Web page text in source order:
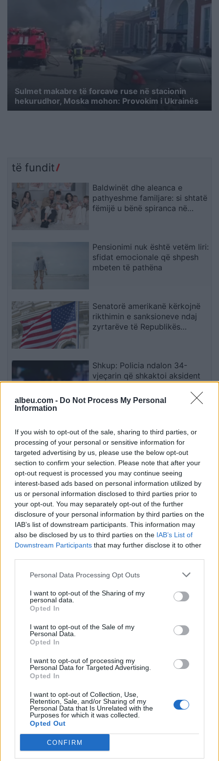
albeu.com - Do Not Process My Personal
Information
If you wish to opt-out of the sale, sharing to third parties, or
processing of your personal or sensitive information for
targeted advertising by us, please use the below opt-out
section to confirm your selection. Please note that after your
opt-out request is processed you may continue seeing
interest-based ads based on personal information utilized by
us or personal information disclosed to third parties prior to
your opt-out. You may separately opt-out of the further
disclosure of your personal information by third parties on the
IAB’s list of downstream participants. This information may
also be disclosed by us to third parties on the IAB’s List of
Downstream Participants that may further disclose it to other
Personal Data Processing Opt Outs
I want to opt-out of the Sharing of my
personal data.
Opted In
I want to opt-out of the Sale of my
Personal Data.
Opted In
I want to opt-out of processing my
Personal Data for Targeted Advertising.
Opted In
I want to opt-out of Collection, Use,
Retention, Sale, and/or Sharing of my
Personal Data that Is Unrelated with the
Purposes for which it was collected.
Opted Out
CONFIRM
Sulmet makabre të forcave ruse në stacionin
hekurudhor, Moska mohon: Provokim i Ukrainës
të fundit
Baldwinët dhe aleanca e
pathyeshme familjare: si shtatë
fëmijë u bënë spiranca në
Pensionimi nuk është vetëm liri:
sfidat emocionale që shpesh
mbeten të pathëna
Senatorë amerikanë kërkojnë
rikthimin e sanksioneve ndaj
zyrtarëve të Republikës
Shkup: Policia ndalon 34-
vjeçarin që shkaktoi aksident
dhe i sekuestron automjetin
Fernandezin si pasues të Rodrit
te Manchester City
Hamza i përgjigjet Kurtit me
letër
SafeJournalists kundërshton
kufizimet ndaj gazetarëve dhe